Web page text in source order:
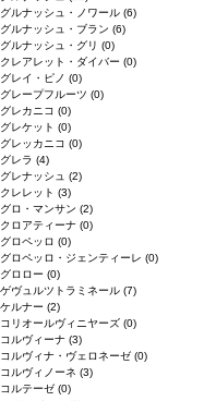
グルナッシュ・ノワール (6)
グルナッシュ・ブラン (6)
グルナッシュ・グリ (0)
クレアレット・ダイバー (0)
グレイ・ピノ (0)
グレープフルーツ (0)
グレカニコ (0)
グレケット (0)
グレッカニコ (0)
グレラ (4)
グレナッシュ (2)
クレレット (3)
グロ・マンサン (2)
クロアティーナ (0)
グロペッロ (0)
グロペッロ・ジェンティーレ (0)
グロロー (0)
ゲヴュルツトラミネール (7)
ケルナー (2)
コリオールヴィニヤーズ (0)
コルヴィーナ (3)
コルヴィナ・ヴェロネーゼ (0)
コルヴィノーネ (3)
コルテーゼ (0)